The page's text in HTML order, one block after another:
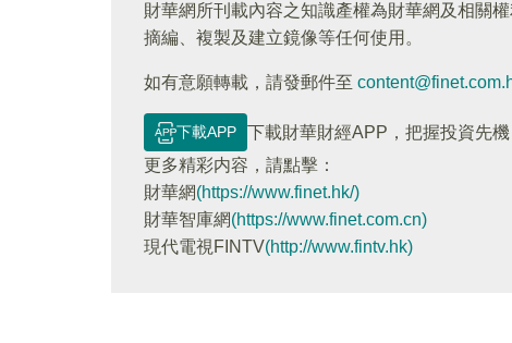
財華網所刊載內容之知識產權為財華網及相關
摘編、複製及建立鏡像等任何使用。
如有意願轉載，請發郵件至
下載APP
下載財華財經APP，把握投資先機
更多精彩内容，請點擊：
財華網(https://www.finet.hk/)
財華智庫網(https://www.finet.com.cn)
現代電視FINTV(http://www.fintv.hk)